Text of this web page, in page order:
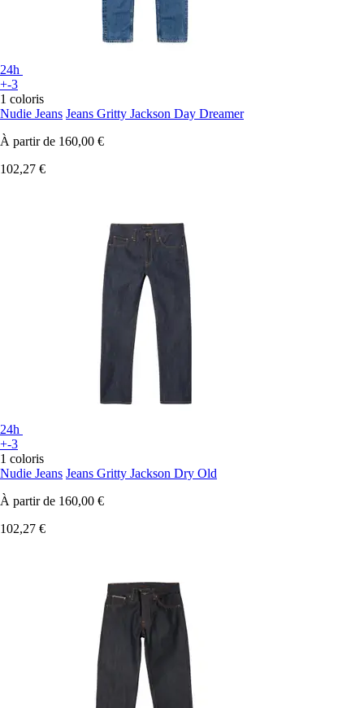
24h
+-3
1 coloris
Nudie Jeans Jeans Gritty Jackson Day Dreamer
À partir de 160,00 €
102,27 €
24h
+-3
1 coloris
Nudie Jeans Jeans Gritty Jackson Dry Old
À partir de 160,00 €
102,27 €